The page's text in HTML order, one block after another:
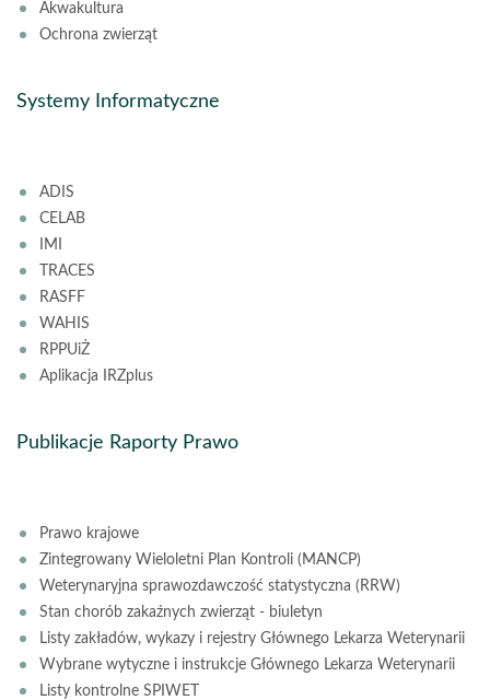
Akwakultura
Ochrona zwierząt
Systemy Informatyczne
ADIS
CELAB
IMI
TRACES
RASFF
WAHIS
RPPUiŻ
Aplikacja IRZplus
Publikacje Raporty Prawo
Prawo krajowe
Zintegrowany Wieloletni Plan Kontroli (MANCP)
Weterynaryjna sprawozdawczość statystyczna (RRW)
Stan chorób zakaźnych zwierząt - biuletyn
Listy zakładów, wykazy i rejestry Głównego Lekarza Weterynarii
Wybrane wytyczne i instrukcje Głównego Lekarza Weterynarii
Listy kontrolne SPIWET